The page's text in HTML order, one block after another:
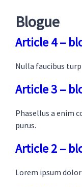
Blogue
Article 4 –
Nulla faucibus
Article 3 –
Phasellus a enim
purus.
Article 2 –
Lorem ipsum